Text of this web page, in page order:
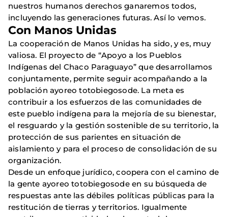
nuestros humanos derechos ganaremos todos,
incluyendo las generaciones futuras. Así lo vemos.
Con Manos Unidas
La cooperación de Manos Unidas ha sido, y es, muy
valiosa. El proyecto de “Apoyo a los Pueblos
Indígenas del Chaco Paraguayo” que desarrollamos
conjuntamente, permite seguir acompañando a la
población ayoreo totobiegosode. La meta es
contribuir a los esfuerzos de las comunidades de
este pueblo indígena para la mejoría de su bienestar,
el resguardo y la gestión sostenible de su territorio, la
protección de sus parientes en situación de
aislamiento y para el proceso de consolidación de su
organización.
Desde un enfoque jurídico, coopera con el camino de
la gente ayoreo totobiegosode en su búsqueda de
respuestas ante las débiles políticas públicas para la
restitución de tierras y territorios. Igualmente